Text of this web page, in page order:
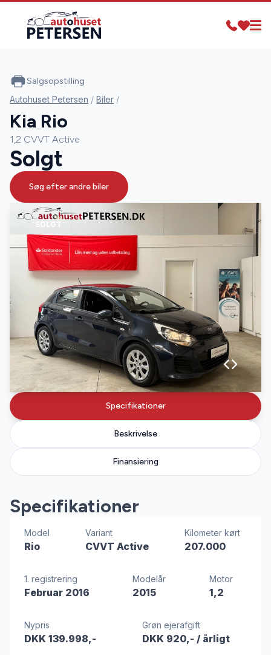
SOLGT
Specifikationer
Beskrivelse
Finansiering
Specifikationer
Model
Rio
Variant
CVVT Active
Kilometer kørt
207.000
1. registrering
Februar 2016
Modelår
2015
Motor
1,2
Nypris
DKK 139.998,-
Grøn ejerafgift
DKK 920,- / årligt
Salgsopstilling
Autohuset Petersen / Biler /
Kia Rio
1,2 CVVT Active
Solgt
Søg efter andre biler